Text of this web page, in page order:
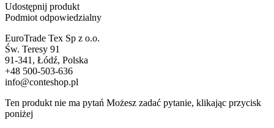
Udostępnij produkt
Podmiot odpowiedzialny
EuroTrade Tex Sp z o.o.
Św. Teresy 91
91-341, Łódź, Polska
+48 500-503-636
info@conteshop.pl
Ten produkt nie ma pytań Możesz zadać pytanie, klikając przycisk
poniżej